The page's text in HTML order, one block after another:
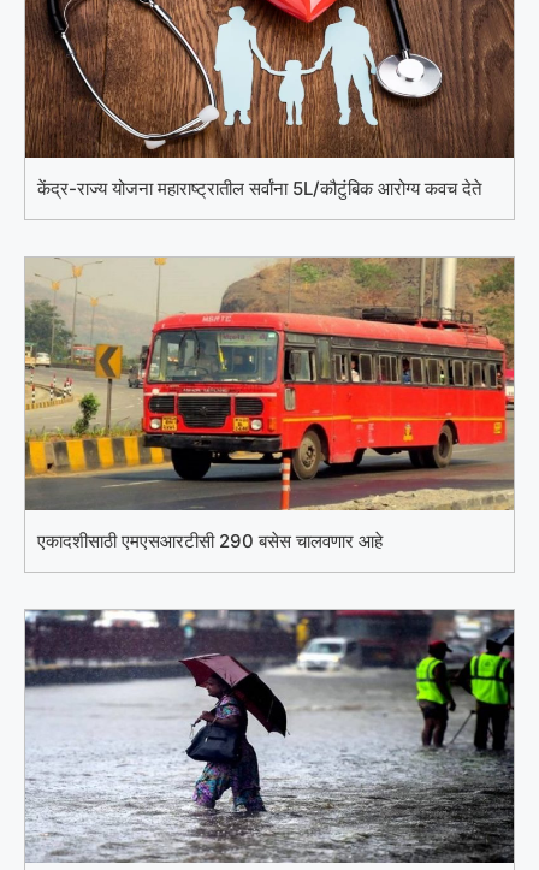
केंद्र-राज्य योजना महाराष्ट्रातील सर्वांना 5L/कौटुंबिक आरोग्य कवच देते
एकादशीसाठी एमएसआरटीसी 290 बसेस चालवणार आहे